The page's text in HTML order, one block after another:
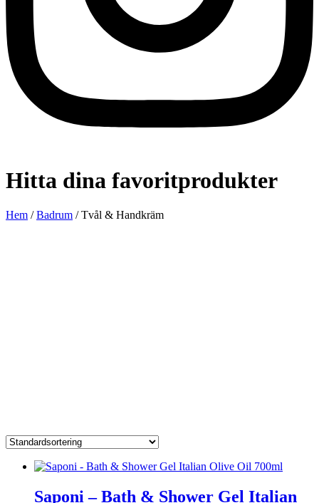
Hitta dina favoritprodukter
Hem /Badrum / Tvål & Handkräm
Saponi – Bath & Shower Gel Italian